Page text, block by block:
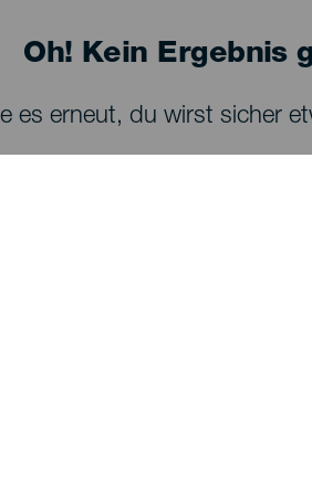
Oh! Kein Ergebnis
es erneut, du wirst sicher